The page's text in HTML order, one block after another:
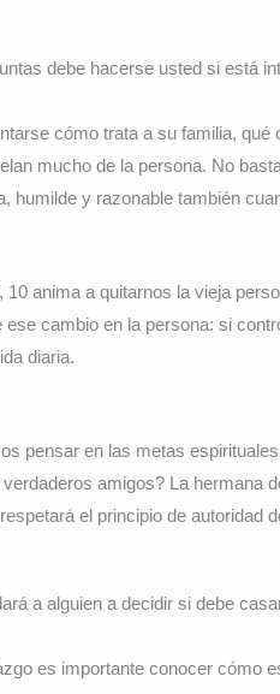
debe hacerse usted si está
cómo trata a su familia,
mucho de la persona. No
humilde y razonable también
10 anima a quitarnos la vieja
ese cambio en la persona: si
diaria.
pensar en las metas
amigos? La hermana
el principio de autoridad
a alguien a decidir si debe
es importante conocer cómo